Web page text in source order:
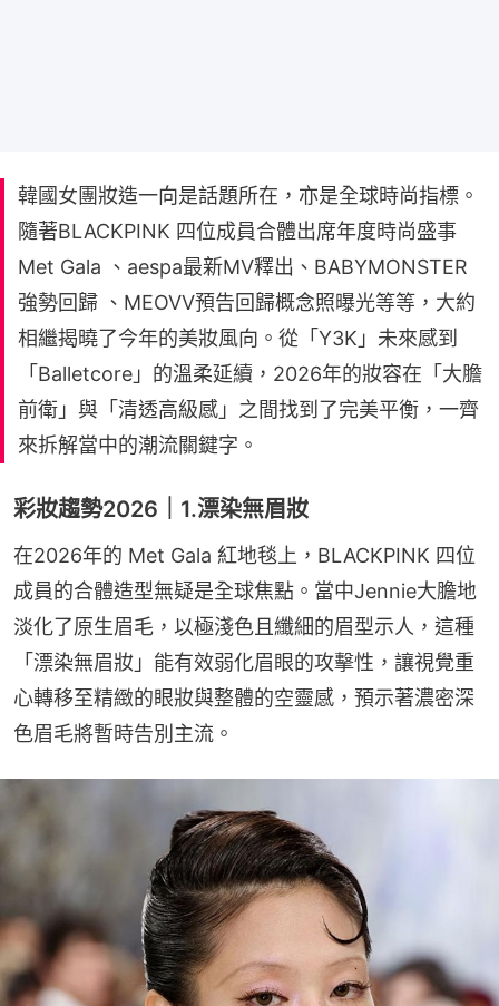
韓國女團妝造一向是話題所在，亦是全球時尚指標。
隨著BLACKPINK 四位成員合體出席年度時尚盛事
Met Gala 、aespa最新MV釋出、BABYMONSTER
強勢回歸 、MEOVV預告回歸概念照曝光等等，大約
相繼揭曉了今年的美妝風向。從「Y3K」未來感到
「Balletcore」的溫柔延續，2026年的妝容在「大膽
前衛」與「清透高級感」之間找到了完美平衡，一齊
來拆解當中的潮流關鍵字。
彩妝趨勢2026｜1.漂染無眉妝
在2026年的 Met Gala 紅地毯上，BLACKPINK 四位
成員的合體造型無疑是全球焦點。當中Jennie大膽地
淡化了原生眉毛，以極淺色且纖細的眉型示人，這種
「漂染無眉妝」能有效弱化眉眼的攻擊性，讓視覺重
心轉移至精緻的眼妝與整體的空靈感，預示著濃密深
色眉毛將暫時告別主流。